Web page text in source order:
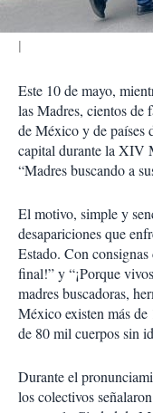
Este 10 de mayo,
las Madres, cientos de
de México y de países
capital durante la XIV
“Madres buscando a
El motivo, simple y
desapariciones que
Estado. Con
final!” y “¡Porque
madres buscadoras,
México existen más de
de 80 mil cuerpos sin
Durante el
los colectivos